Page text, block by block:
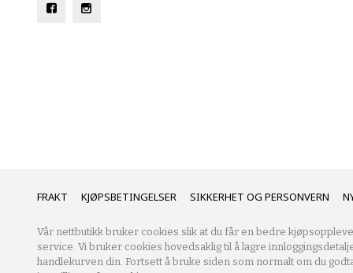
FRAKT KJØPSBETINGELSER SIKKERHET OG PERSONVERN
Vår nettbutikk bruker cookies slik at du får en bedre
service. Vi bruker cookies hovedsaklig til å lagre
handlekurven din. Fortsett å bruke siden som normalt om du